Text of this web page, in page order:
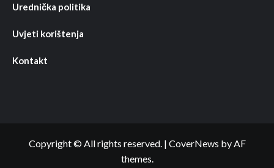
Urednička politika
Uvjeti korištenja
Kontakt
Copyright © All rights reserved. | CoverNews by AF
themes.